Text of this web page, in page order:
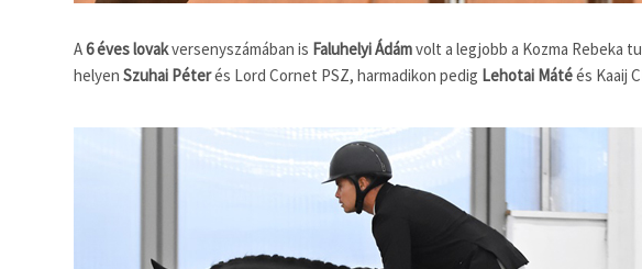
A6 éves lovakversenyszámában is Faluhelyi Ádámvolt a legjobb a Kozma Rebeka
helyen Szuhai Péterés Lord Cornet PSZ, harmadikon pedig Lehotai Mátéés Kaaij